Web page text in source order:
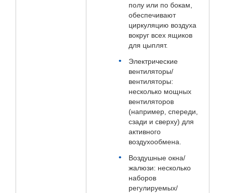
полу или по бокам,
обеспечивают
циркуляцию воздуха
вокруг всех ящиков
для цыплят.
Электрические
вентиляторы/
вентиляторы:
несколько мощных
вентиляторов
(например, спереди,
сзади и сверху) для
активного
воздухообмена.
Воздушные окна/
жалюзи: несколько
наборов
регулируемых/